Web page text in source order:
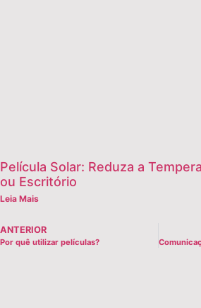
Película Solar: Reduza a
ou Escritório
Leia Mais
ANTERIOR
Por quê utilizar películas?